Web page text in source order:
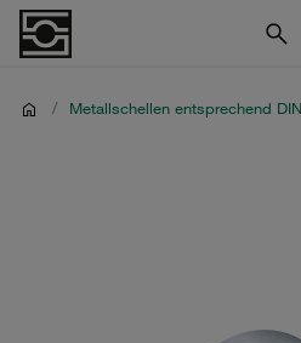
/ Metallschellen entsprechend